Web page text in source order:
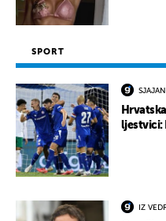
SPORT
ljestvici:
IZ